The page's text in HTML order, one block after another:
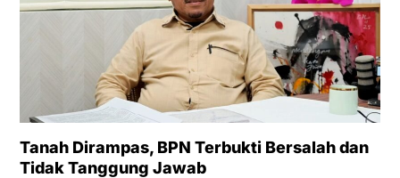
Tanah Dirampas, BPN Terbukti Bersalah dan
Tidak Tanggung Jawab